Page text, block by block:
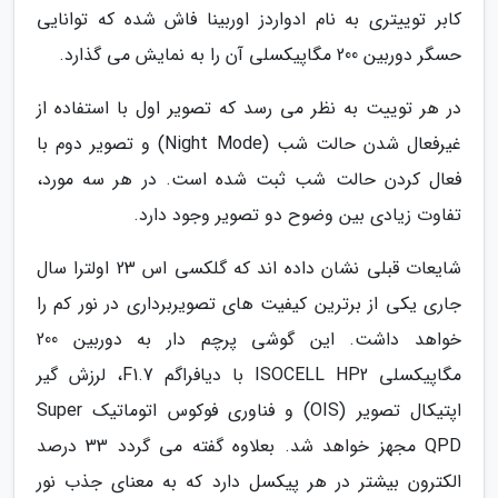
کابر توییتری به نام ادواردز اوربینا فاش شده که توانایی
حسگر دوربین 200 مگاپیکسلی آن را به نمایش می گذارد.
در هر توییت به نظر می رسد که تصویر اول با استفاده از
غیرفعال شدن حالت شب (Night Mode) و تصویر دوم با
فعال کردن حالت شب ثبت شده است. در هر سه مورد،
تفاوت زیادی بین وضوح دو تصویر وجود دارد.
شایعات قبلی نشان داده اند که گلکسی اس 23 اولترا سال
جاری یکی از برترین کیفیت های تصویربرداری در نور کم را
خواهد داشت. این گوشی پرچم دار به دوربین 200
مگاپیکسلی ISOCELL HP2 با دیافراگم F1.7، لرزش گیر
اپتیکال تصویر (OIS) و فناوری فوکوس اتوماتیک Super
QPD مجهز خواهد شد. بعلاوه گفته می گردد 33 درصد
الکترون بیشتر در هر پیکسل دارد که به معنای جذب نور